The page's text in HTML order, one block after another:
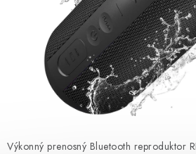
OBLEČENIE A MÓDA
TOTÁLNA LIKVIDÁCIA
CHOVATEĽSKÉ POTREBY
ŠPORT A OUTDOOR
Výkonný prenosný Bluetooth reproduktor